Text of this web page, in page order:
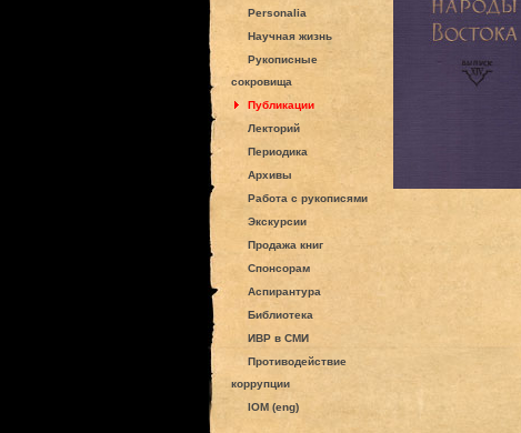
Personalia
Научная жизнь
Рукописные
сокровища
Публикации
Лекторий
Периодика
Архивы
Работа с рукописями
Экскурсии
Продажа книг
Спонсорам
Аспирантура
Библиотека
ИВР в СМИ
Противодействие
коррупции
IOM (eng)